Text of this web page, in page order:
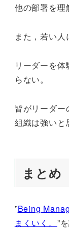
他の部署を理
また，若い人
リーダーを
らない。
皆がリーダー
組織は強いと
まとめ
”Being
まくいく。 ”